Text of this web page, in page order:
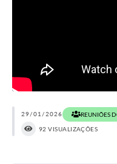
29/01/2026
REUNIÕES
92 VISUALIZAÇÕES